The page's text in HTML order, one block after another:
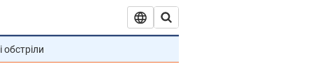
обстріли